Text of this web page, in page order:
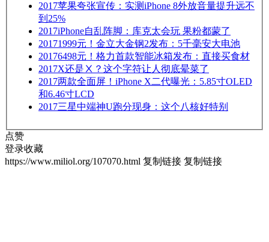
2017苹果夸张宣传：实测iPhone 8外放音量提升远不
到25%
2017iPhone自乱阵脚：库克太会玩 果粉都蒙了
20171999元！金立大金钢2发布：5千毫安大电池
20176498元！格力首款智能冰箱发布：直接买食材
2017X还是Ⅹ？这个字符让人彻底晕菜了
2017两款全面屏！iPhone X二代曝光：5.85寸OLED
和6.46寸LCD
2017三星中端神U跑分现身：这个八核好特别
点赞
登录收藏
https://www.miliol.org/107070.html 复制链接 复制链接